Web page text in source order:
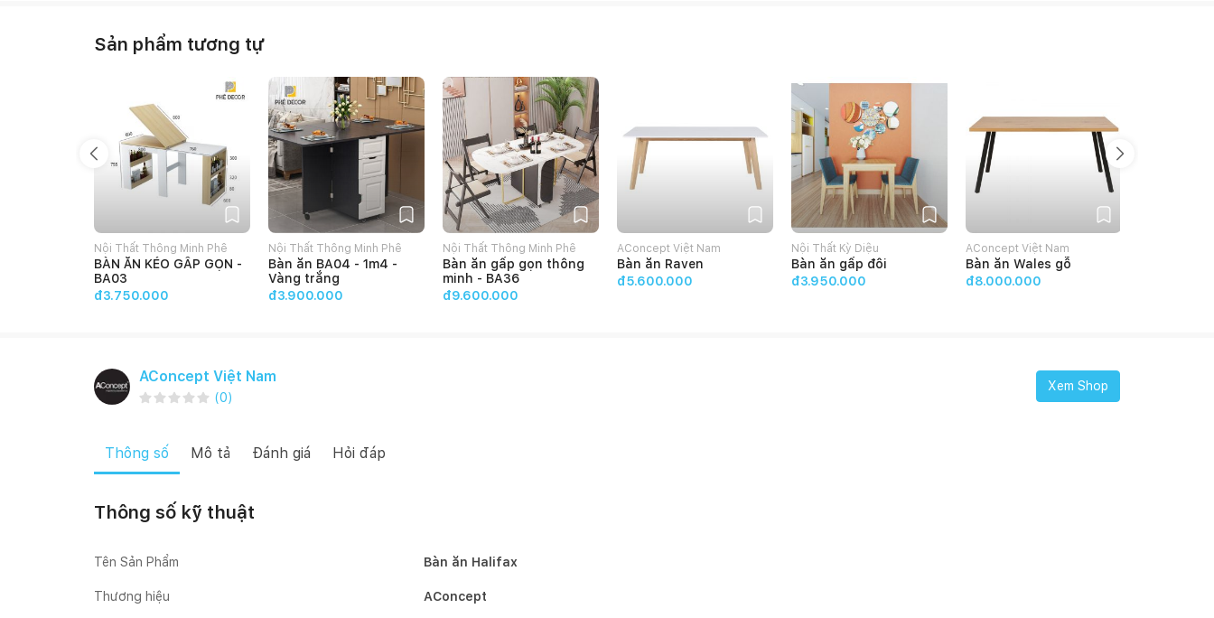
Sản phẩm tương tự
Nội Thất Thông Minh Phê
Décor
BÀN ĂN KÉO GẤP GỌN -
BA03
đ3.750.000
Nội Thất Thông Minh Phê
Décor
Bàn ăn BA04 - 1m4 -
Vàng trắng
đ3.900.000
Nội Thất Thông Minh Phê
Décor
Bàn ăn gấp gọn thông
minh - BA36
đ9.600.000
AConcept Việt Nam
Bàn ăn Raven
đ5.600.000
Nội Thất Kỳ Diệu
Bàn ăn gấp đôi
đ3.950.000
AConcept Việt Nam
Bàn ăn Wales gỗ
đ8.000.000
AConcept Việt Nam
(0)
Xem Shop
Thông số Mô tả Đánh giá Hỏi đáp
Thông số kỹ thuật
Tên Sản Phẩm Bàn ăn Halifax
Thương hiệu AConcept